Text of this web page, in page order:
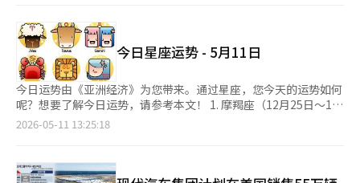
42.6% ▷CJ鲜食第一季度营业利润110亿韩元，同比增加3.8% ▷
泛美科技第一季度合并营业利润129亿韩元，同比下降3.5% ▷美
高教育第一季度营业利润260亿韩元，同比下降0.8% ▷英格伍德
实验室第一季度合并营业利润56亿韩元，同比增加22% ▷韩电技
术第一季度营业利润141亿韩元，同比增加194.8% ◆基金动态
（截至7日，不包括ETF） ▷国内股票型：-930亿韩元 ▷海外股票
型：-298亿韩元 ◆今日（11日）主要日程 ▷中国：消费者物价指
数（4月）、生产者物价指数（4月） ▷美国：现有住宅销售（4
杂。长期以来伴随内需疲软的民间消费，较上一季度也增长了
0.5%，显示出温和的复苏趋势。外部方面，半导体推动了增长，
内部则是民间消费的缓慢反弹，增强了经济复苏的期待。 然而，
华丽的增长率背后也显露出结构性限制。根据韩国银行的分析，本
季度的增长主要依赖制造业，其中半导体的贡献率超过了55%。这
意味着，1.7%的增长中有超过一半来自于单一的半导体行业。实
际上，剔除半导体，第一季度的制造业产出仅增长了0.2%，几乎
没有变化。亚洲开发银行（ADB）的首席经济学家也分析指出，若
百分点的下行压力。因此，半导体的繁荣并未均匀地扩散到就业、
内需和个体经营等经济领域。 此次增长率的数据使得韩国银行的
今日星座运势 - 5月11日
今日运势由《亚洲经济》为您带来。通过星座，您今天的运势如何
呢？想要了解今日运势，请参考本文！ 1. 摩羯座（12月25日～1月
19日） 今天可能会在意想不到的时刻发生一些特别的事情，这可
择。对于情侣来说，过于频繁的见面可能会让彼此感到厌倦，适度
2026-05-11 13:25:18